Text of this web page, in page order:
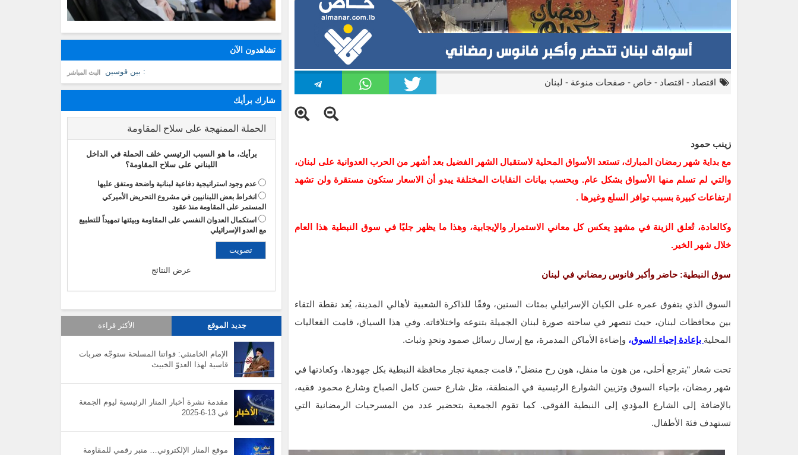
اقتصاد - اقتصاد - خاص - صفحات منوعة - لبنان
زينب حمود
مع بداية شهر رمضان المبارك، تستعد الأسواق المحلية لاستقبال الشهر الفضيل بعد أشهر من الحرب العدوانية على لبنان،
والتي لم تسلم منها الأسواق بشكل عام. وبحسب بيانات النقابات المختلفة يبدو أن الاسعار ستكون مستقرة ولن تشهد
ارتفاعات كبيرة بسبب توافر السلع وغيرها .
وكالعادة، تُعلق الزينة في مشهدٍ يعكس كل معاني الاستمرار والإيجابية، وهذا ما يظهر جليًا في سوق النبطية هذا العام
خلال شهر الخير.
سوق النبطية: حاضر وأكبر فانوس رمضاني في لبنان
السوق الذي يتفوق عمره على الكيان الإسرائيلي بمئات السنين، وفقًا للذاكرة الشعبية لأهالي المدينة، يُعد نقطة التقاء
بين محافظات لبنان، حيث تنصهر في ساحته صورة لبنان الجميلة بتنوعه واختلافاته. وفي هذا السياق، قامت الفعاليات
المحلية بإعادة إحياء السوق، وإضاءة الأماكن المدمرة، مع إرسال رسائل صمود وتحدٍ وثبات.
تحت شعار “بترجع أحلى، من هون ما منفل، هون رح منضل”، قامت جمعية تجار محافظة النبطية بكل جهودها، وكعادتها في
شهر رمضان، بإحياء السوق وتزيين الشوارع الرئيسية في المنطقة، مثل شارع حسن كامل الصباح وشارع محمود فقيه،
بالإضافة إلى الشارع المؤدي إلى النبطية الفوقى. كما تقوم الجمعية بتحضير عدد من المسرحيات الرمضانية التي
تستهدف فئة الأطفال.
تشاهدون الآن
: بين قوسين البث المباشر
شارك برأيك
الحملة الممنهجة على سلاح المقاومة
برأيك، ما هو السبب الرئيسي خلف الحملة في الداخل
اللبناني على سلاح المقاومة؟
عدم وجود استراتيجية دفاعية لبنانية واضحة ومتفق عليها
انخراط بعض اللبنانيين في مشروع التحريض الأميركي
المستمر على المقاومة منذ عقود
استكمال العدوان النفسي على المقاومة وبيئتها تمهيداً للتطبيع
مع العدو الإسرائيلي
عرض النتائج
جديد الموقع الأكثر قراءة
الإمام الخامنئي: قواتنا المسلحة ستوجّه ضربات
قاسية لهذا العدوّ الخبيث
مقدمة نشرة أخبار المنار الرئيسية ليوم الجمعة
في 13-6-2025
موقع المنار الإلكتروني… منبر رقمي للمقاومة